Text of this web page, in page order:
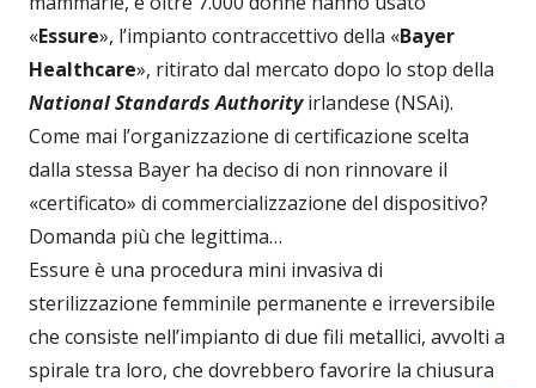
«Essure», l’impianto contraccettivo della «Bayer
Healthcare», ritirato dal mercato dopo lo stop della
National Standards Authorityirlandese (NSAi).
Come mai l’organizzazione di certificazione scelta
dalla stessa Bayer ha deciso di non rinnovare il
«certificato» di commercializzazione del dispositivo?
Domanda più che legittima…
Essure è una procedura mini invasiva di
sterilizzazione femminile permanente e irreversibile
che consiste nell’impianto di due fili metallici, avvolti a
spirale tra loro, che dovrebbero favorire la chiusura